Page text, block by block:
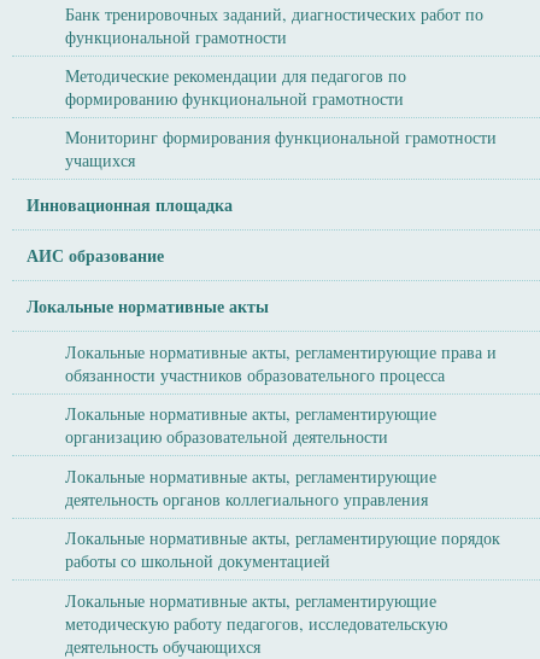
Банк тренировочных заданий, диагностических работ по
функциональной грамотности
Методические рекомендации для педагогов по
формированию функциональной грамотности
Мониторинг формирования функциональной грамотности
учащихся
Инновационная площадка
АИС образование
Локальные нормативные акты
Локальные нормативные акты, регламентирующие права и
обязанности участников образовательного процесса
Локальные нормативные акты, регламентирующие
организацию образовательной деятельности
Локальные нормативные акты, регламентирующие
деятельность органов коллегиального управления
Локальные нормативные акты, регламентирующие порядок
работы со школьной документацией
Локальные нормативные акты, регламентирующие
методическую работу педагогов, исследовательскую
деятельность обучающихся